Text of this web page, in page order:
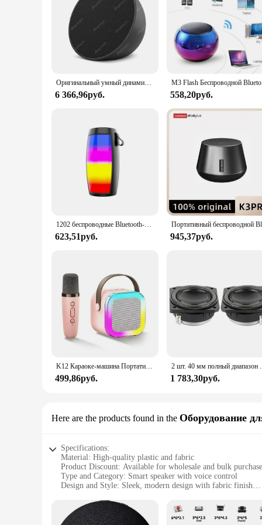
Оригинальный умный динамик Echo Dot 5-го поколения, Wi-Fi, часы Alexa для детей
6 366,96руб. 558,20руб.
1202 беспроводные Bluetooth-колонки, домашняя и уличная портативная маленькая колонка, сабвуфер, автомобильная аудиосистема, бас, mp3-плеер, звуковая система, фонари
623,51руб. 945,37руб.
K12 Караоке-машина Портативная акустическая система Bluetooth 5,3 PA с 1-2 беспроводными микрофонами Домашний семейный пение Детские подарки
499,86руб.
2 шт. 40 мм полный диапазон
1 783,30руб.
Here are the products found in the Оборудование
Specifications:
Material: High-quality plastic and fabric
Product Discount: Available for wholesale and bulk
Type and Category: Smart speaker with voice control
Design and Style: Sleek, modern design with fabric finish
Performance and Property: Enhanced sound quality with
Parts and Accessories: Comes with power adapter and USB